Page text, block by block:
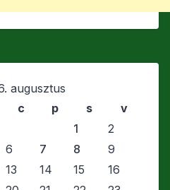
augusztus
c p s
v
1
2
6 7 8
9
13 14 15
16